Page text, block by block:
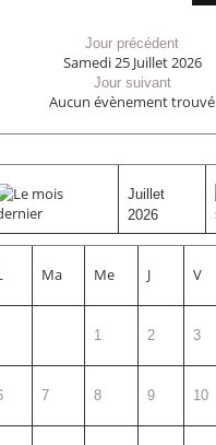
Jour précédent
Samedi 25 Juillet 2026
Jour suivant
Aucun évènement trouvé
Juillet
2026
Ma Me J V
1 2 3
7 8 9 10